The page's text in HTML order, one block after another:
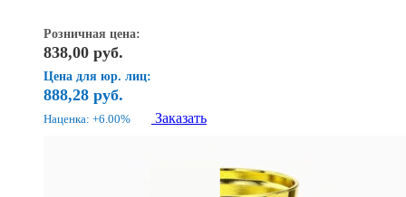
Розничная цена:
838,00 руб.
Цена для юр. лиц:
888,28 руб.
Наценка: +6.00% Заказать